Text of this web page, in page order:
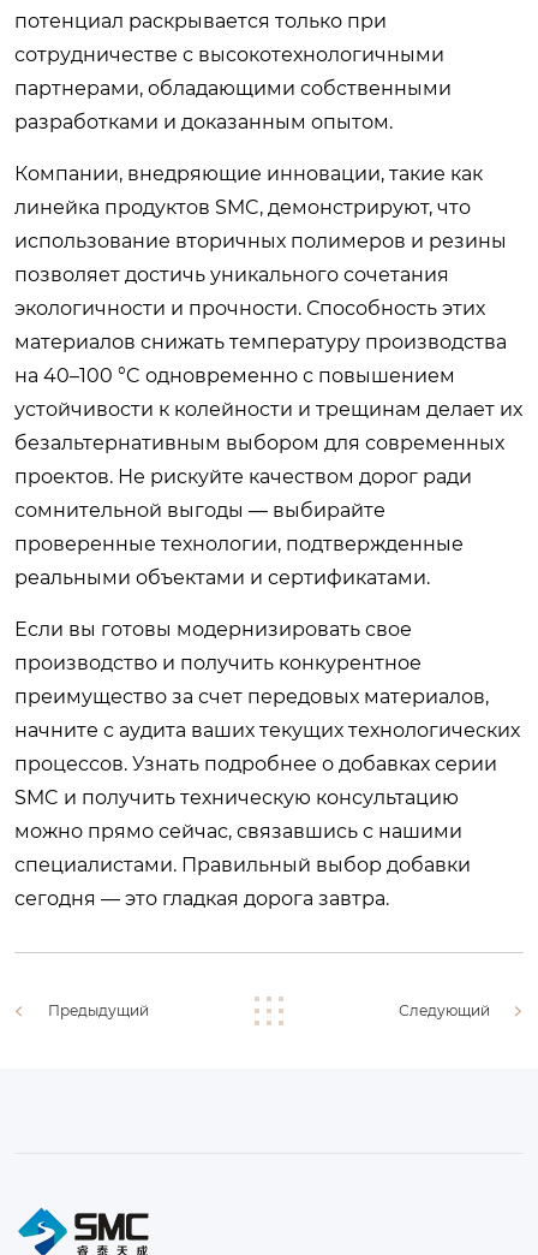
потенциал раскрывается только при
сотрудничестве с высокотехнологичными
партнерами, обладающими собственными
разработками и доказанным опытом.
Компании, внедряющие инновации, такие как
линейка продуктов SMC, демонстрируют, что
использование вторичных полимеров и резины
позволяет достичь уникального сочетания
экологичности и прочности. Способность этих
материалов снижать температуру производства
на 40–100 °C одновременно с повышением
устойчивости к колейности и трещинам делает их
безальтернативным выбором для современных
проектов. Не рискуйте качеством дорог ради
сомнительной выгоды — выбирайте
проверенные технологии, подтвержденные
реальными объектами и сертификатами.
Если вы готовы модернизировать свое
производство и получить конкурентное
преимущество за счет передовых материалов,
начните с аудита ваших текущих технологических
процессов. Узнать подробнее о добавках серии
SMC и получить техническую консультацию
можно прямо сейчас, связавшись с нашими
специалистами. Правильный выбор добавки
сегодня — это гладкая дорога завтра.
Предыдущий Следующий